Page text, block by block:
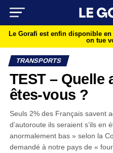
Le Gorafi est enfin disponible
on tue
TRANSPORTS
TEST – Quelle
êtes-vous ?
Seuls 2% des Français savent
d’autoroute ils seraient s’ils en
anormalement bas » selon la
demandé à notre pays de «